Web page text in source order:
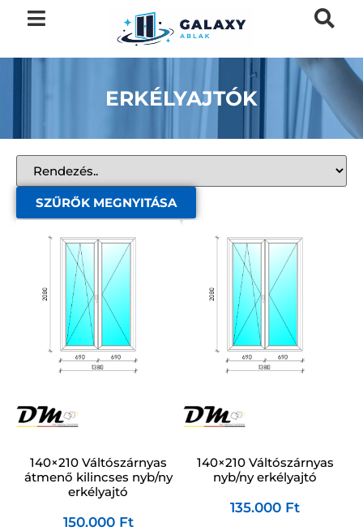
ERKÉLYAJTÓK
SZŰRŐK MEGNYITÁSA
140×210 Váltószárnyas
átmenő kilincses nyb/ny
erkélyajtó
150.000 Ft
140×210 Váltószárnyas
nyb/ny erkélyajtó
135.000 Ft